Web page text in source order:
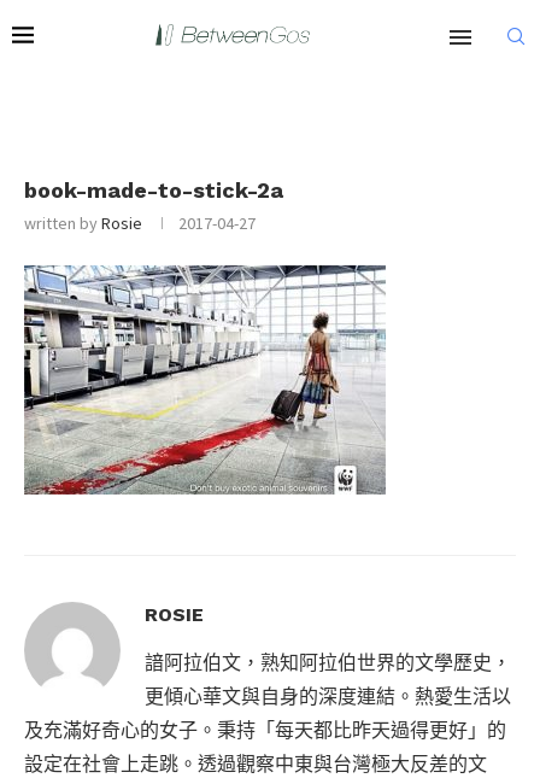
book-made-to-stick-2a
written byRosie 2017-04-27
ROSIE
諳阿拉伯文，熟知阿拉伯世界的文學歷史，
更傾心華文與自身的深度連結。熱愛生活以
及充滿好奇心的女子。秉持「每天都比昨天過得更好」的
設定在社會上走跳。透過觀察中東與台灣極大反差的文